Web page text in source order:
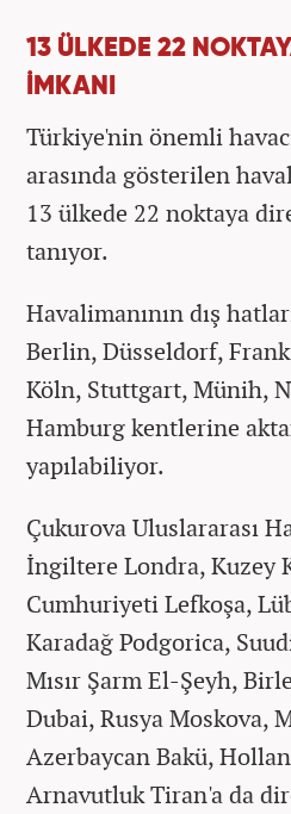
13 ÜLKEDE 22
İMKANI
Türkiye'nin önemli
arasında gösterilen
13 ülkede 22 noktaya
tanıyor.
Havalimanının dış
Berlin, Düsseldorf,
Köln, Stuttgart, Münih,
Hamburg kentlerine
yapılabiliyor.
Çukurova Uluslararası
İngiltere Londra, Kuzey
Cumhuriyeti Lefkoşa,
Karadağ Podgorica,
Mısır Şarm El-Şeyh,
Dubai, Rusya Moskova,
Azerbaycan Bakü,
Arnavutluk Tiran'a da